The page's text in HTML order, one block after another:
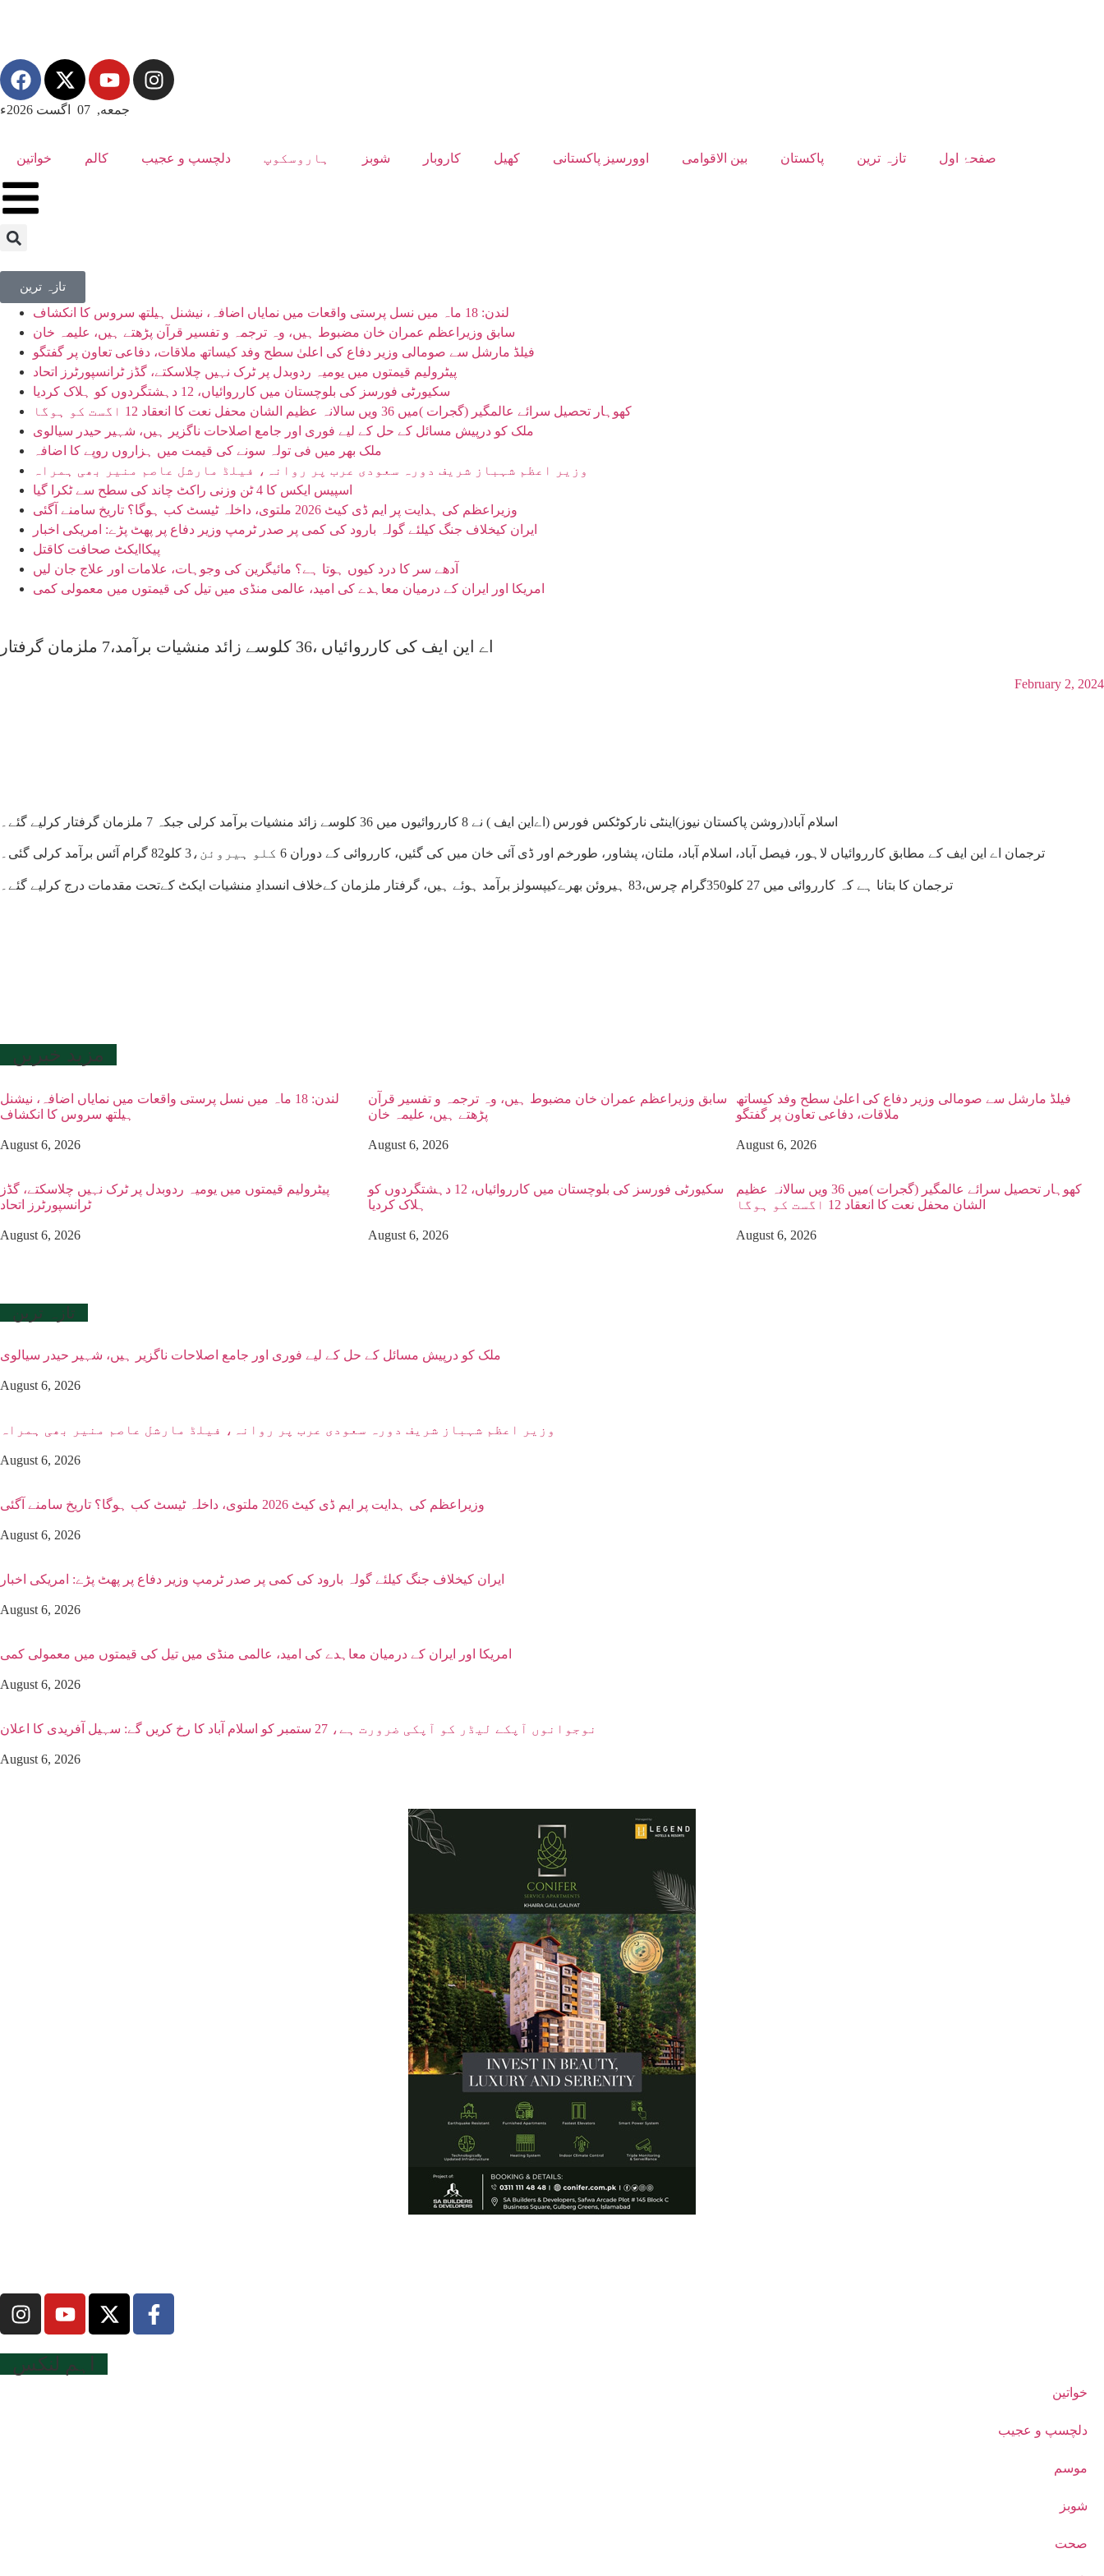
جمعه, 07 اگست 2026ء
خواتین کالم دلچسپ و عجیب ہاروسکوپ شوبز کاروبار کھیل اوورسیز پاکستانی بین الاقوامی پاکستان تازہ ترین صفحۂ اول
تازہ ترین
لندن: 18 ماہ میں نسل پرستی واقعات میں نمایاں اضافہ، نیشنل ہیلتھ سروس کا انکشاف
سابق وزیراعظم عمران خان مضبوط ہیں، وہ ترجمہ و تفسیر قرآن پڑھتے ہیں، علیمہ خان
فیلڈ مارشل سے صومالی وزیر دفاع کی اعلیٰ سطح وفد کیساتھ ملاقات، دفاعی تعاون پر گفتگو
پیٹرولیم قیمتوں میں یومیہ ردوبدل پر ٹرک نہیں چلاسکتے، گڈز ٹرانسپورٹرز اتحاد
سکیورٹی فورسز کی بلوچستان میں کارروائیاں، 12 دہشتگردوں کو ہلاک کردیا
کھوہار تحصیل سرائے عالمگیر (گجرات )میں 36 ویں سالانہ عظیم الشان محفل نعت کا انعقاد 12 اگست کو ہوگا
ملک کو درپیش مسائل کے حل کے لیے فوری اور جامع اصلاحات ناگزیر ہیں، شہیر حیدر سیالوی
ملک بھر میں فی تولہ سونے کی قیمت میں ہزاروں روپے کا اضافہ
وزیر اعظم شہباز شریف دورہ سعودی عرب پر روانہ، فیلڈ مارشل عاصم منیر بھی ہمراہ
اسپیس ایکس کا 4 ٹن وزنی راکٹ چاند کی سطح سے ٹکرا گیا
وزیراعظم کی ہدایت پر ایم ڈی کیٹ 2026 ملتوی، داخلہ ٹیسٹ کب ہوگا؟ تاریخ سامنے آگئی
ایران کیخلاف جنگ کیلئے گولہ بارود کی کمی پر صدر ٹرمپ وزیر دفاع پر پھٹ پڑے: امریکی اخبار
پیکاایکٹ صحافت کاقتل
آدھے سر کا درد کیوں ہوتا ہے؟ مائیگرین کی وجوہات، علامات اور علاج جان لیں
امریکا اور ایران کے درمیان معاہدے کی امید، عالمی منڈی میں تیل کی قیمتوں میں معمولی کمی
اے این ایف کی کارروائیاں ،36 کلوسے زائد منشیات برآمد،7 ملزمان گرفتار
February 2, 2024
اسلام آباد(روشن پاکستان نیوز)اینٹی نارکوٹکس فورس (اےاین ایف ) نے 8 کارروائیوں میں 36 کلوسے زائد منشیات برآمد کرلی جبکہ 7 ملزمان گرفتار کرلیے گئے۔
ترجمان اے این ایف کے مطابق کارروائیاں لاہور، فیصل آباد، اسلام آباد، ملتان، پشاور، طورخم اور ڈی آئی خان میں کی گئیں، کارروائی کے دوران 6 کلو ہیروئن،3 کلو82 گرام آئس برآمد کرلی گئی۔
ترجمان کا بتانا ہے کہ کارروائی میں 27 کلو350گرام چرس،83 ہیروئن بھرےکیپسولز برآمد ہوئے ہیں، گرفتار ملزمان کےخلاف انسدادِ منشیات ایکٹ کےتحت مقدمات درج کرلیے گئے۔
مزید خبریں
لندن: 18 ماہ میں نسل پرستی واقعات میں نمایاں اضافہ، نیشنل
ہیلتھ سروس کا انکشاف
August 6, 2026
سابق وزیراعظم عمران خان مضبوط ہیں، وہ ترجمہ و تفسیر قرآن
پڑھتے ہیں، علیمہ خان
August 6, 2026
فیلڈ مارشل سے صومالی وزیر دفاع کی اعلیٰ سطح وفد کیساتھ
ملاقات، دفاعی تعاون پر گفتگو
August 6, 2026
پیٹرولیم قیمتوں میں یومیہ ردوبدل پر ٹرک نہیں چلاسکتے، گڈز
ٹرانسپورٹرز اتحاد
August 6, 2026
سکیورٹی فورسز کی بلوچستان میں کارروائیاں، 12 دہشتگردوں کو
ہلاک کردیا
August 6, 2026
کھوہار تحصیل سرائے عالمگیر (گجرات )میں 36 ویں سالانہ عظیم
الشان محفل نعت کا انعقاد 12 اگست کو ہوگا
August 6, 2026
تازہ ترین
ملک کو درپیش مسائل کے حل کے لیے فوری اور جامع اصلاحات ناگزیر ہیں، شہیر حیدر سیالوی
August 6, 2026
وزیر اعظم شہباز شریف دورہ سعودی عرب پر روانہ، فیلڈ مارشل عاصم منیر بھی ہمراہ
August 6, 2026
وزیراعظم کی ہدایت پر ایم ڈی کیٹ 2026 ملتوی، داخلہ ٹیسٹ کب ہوگا؟ تاریخ سامنے آگئی
August 6, 2026
ایران کیخلاف جنگ کیلئے گولہ بارود کی کمی پر صدر ٹرمپ وزیر دفاع پر پھٹ پڑے: امریکی اخبار
August 6, 2026
امریکا اور ایران کے درمیان معاہدے کی امید، عالمی منڈی میں تیل کی قیمتوں میں معمولی کمی
August 6, 2026
نوجوانوں آپکے لیڈر کو آپکی ضرورت ہے، 27 ستمبر کو اسلام آباد کا رخ کریں گے: سہیل آفریدی کا اعلان
August 6, 2026
اہم لنکس
خواتین
دلچسپ و عجیب
موسم
شوبز
صحت